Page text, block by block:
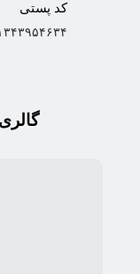
کد پستی